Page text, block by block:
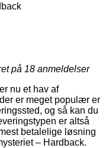
på 18 anmeldelser
nu et hav af
er meget populær er
og så kan du
er altså
betalelige løsning
– Hardback.